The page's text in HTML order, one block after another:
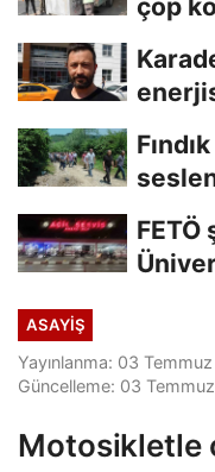
çöp
FETÖ
ASAYİŞ
Yayınlanma: 03
Güncelleme: 03
Motosikletle